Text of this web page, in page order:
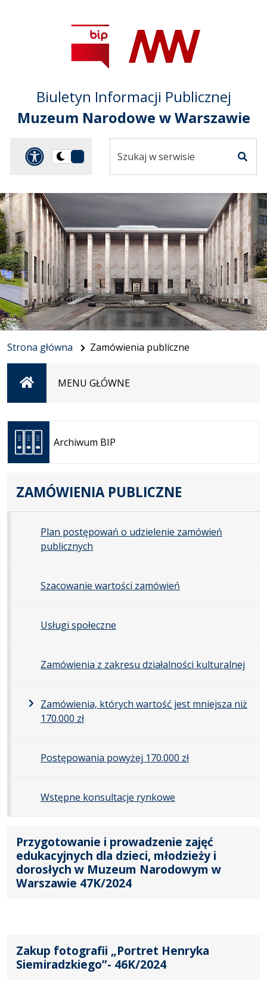
Przejdź do
głównego menu
Przejdź do treści
Przejdź do mapy
serwisu
Biuletyn Informacji Publicznej
Muzeum Narodowe w Warszawie
Panel dostosowania
Przełącz
serwisie
Strona główna Zamówienia publiczne
StronaMENU GŁÓWNE
Archiwum BIP
Otwiera
się w
nowej
karcie
ZAMÓWIENIA PUBLICZNE
Plan postępowań o udzielenie zamówień
publicznych
Szacowanie wartości zamówień
Usługi społeczne
Zamówienia z zakresu działalności kulturalnej
Zamówienia, których wartość jest mniejsza niż
170.000 zł
Postępowania powyżej 170.000 zł
Wstępne konsultacje rynkowe
Przygotowanie i prowadzenie zajęć
edukacyjnych dla dzieci, młodzieży i
dorosłych w Muzeum Narodowym w
Warszawie 47K/2024
Zakup fotografii „Portret Henryka
Siemiradzkiego”- 46K/2024